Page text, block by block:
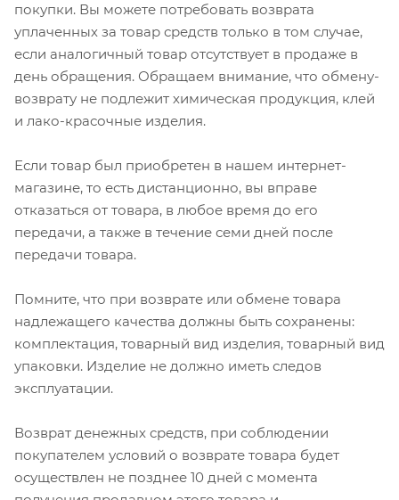
покупки. Вы можете потребовать возврата
уплаченных за товар средств только в том случае,
если аналогичный товар отсутствует в продаже в
день обращения. Обращаем внимание, что обмену-
возврату не подлежит химическая продукция, клей
и лако-красочные изделия.
Если товар был приобретен в нашем интернет-
магазине, то есть дистанционно, вы вправе
отказаться от товара, в любое время до его
передачи, а также в течение семи дней после
передачи товара.
Помните, что при возврате или обмене товара
надлежащего качества должны быть сохранены:
комплектация, товарный вид изделия, товарный вид
упаковки. Изделие не должно иметь следов
эксплуатации.
Возврат денежных средств, при соблюдении
покупателем условий о возврате товара будет
осуществлен не позднее 10 дней с момента